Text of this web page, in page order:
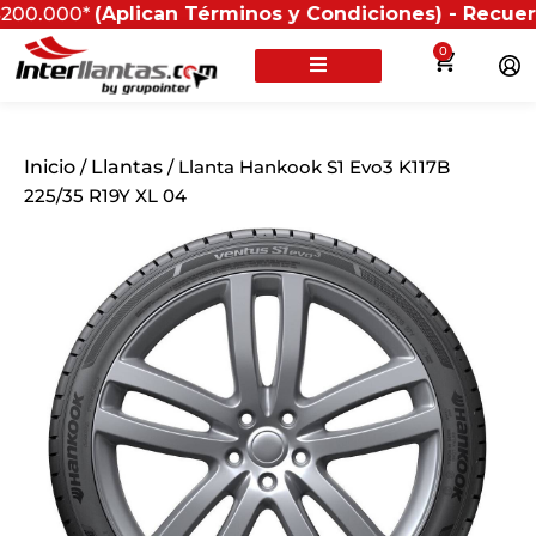
(Aplican Términos y Condiciones) - Recuerda
0
Inicio / Llantas / Llanta Hankook S1 Evo3 K117B
225/35 R19Y XL 04